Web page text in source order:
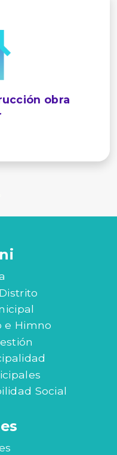
obra
e Himno
Social